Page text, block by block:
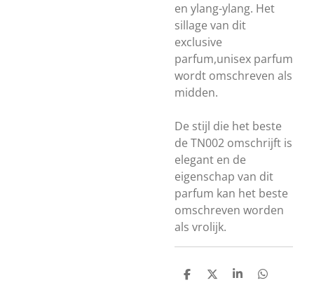
en ylang-ylang. Het
sillage van dit
exclusive
parfum,unisex parfum
wordt omschreven als
midden.
De stijl die het beste
de TN002 omschrijft is
elegant en de
eigenschap van dit
parfum kan het beste
omschreven worden
als vrolijk.
D
D
S
D